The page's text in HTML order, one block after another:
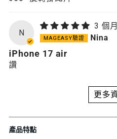
N
3 個
Nina
iPhone 17 air
讚
更多
產品特點